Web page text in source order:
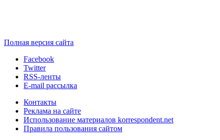
Полная версия сайта
Facebook
Twitter
RSS-ленты
E-mail рассылка
Контакты
Реклама на сайте
Использование материалов korrespondent.net
Правила пользования сайтом